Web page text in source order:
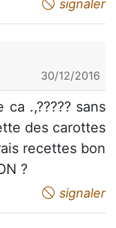
signaler
30/12/2016
.,????? sans
des carottes
recettes bon
?
signaler